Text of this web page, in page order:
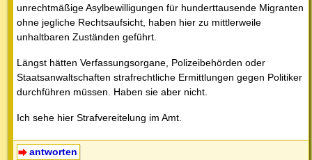
unrechtmäßige Asylbewilligungen für hunderttausende Migranten
ohne jegliche Rechtsaufsicht, haben hier zu mittlerweile
unhaltbaren Zuständen geführt.
Längst hätten Verfassungsorgane, Polizeibehörden oder
Staatsanwaltschaften strafrechtliche Ermittlungen gegen Politiker
durchführen müssen. Haben sie aber nicht.
Ich sehe hier Strafvereitelung im Amt.
antworten